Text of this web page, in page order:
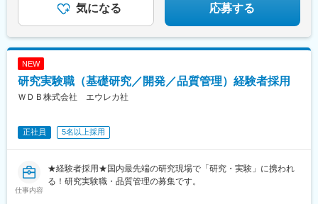
近鉄奈良駅、和歌山駅、草津駅(滋賀県)、徳山駅、立町駅、福山
王子駅、高輪台駅、奥沢駅、神奈川駅、平沼橋駅、京急川崎駅、
石上駅、新越谷駅、宇都宮駅東口駅、新千葉駅、栄町駅(千葉県)、
駅、三島田町駅、市役所前駅(長野県)、金沢駅、あすなろう四日市
阿部野橋駅、四ツ橋駅、七条駅、四条駅(京都市営)、三宮駅(神戸
新交通)、山陽姫路駅、田中口駅、八丁堀駅(広島県)、高松築港
気になる 応募する
NEW
研究実験職（基礎研究／開発／品質管理）経験者採用
ＷＤＢ株式会社 エウレカ社
正社員 5名以上採用
仕事内容
★経験者採用★国内最先端の研究現場で「研究・実験」に携われ
る！研究実験職・品質管理の募集です。